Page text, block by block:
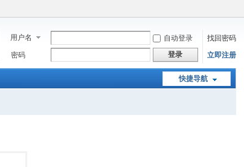
用户名 自动登录
找回密码
密码
登录 立即注册
快捷导航